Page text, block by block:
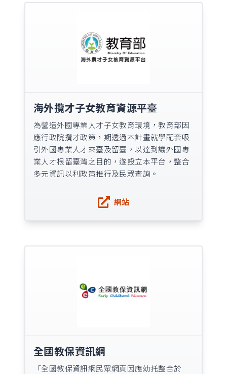
海外攬才子女教育資源平臺
為營造外國專業人才子女教育環境，教育部因
應行政院攬才政策，期透過本計畫就學配套吸
引外國專業人才來臺及留臺，以達到讓外國專
業人才根留臺灣之目的，遂設立本平台，整合
多元資訊以利政策推行及民眾查詢。
網站
全國教保資訊網
「全國教保資訊網民眾網頁因應幼托整合於